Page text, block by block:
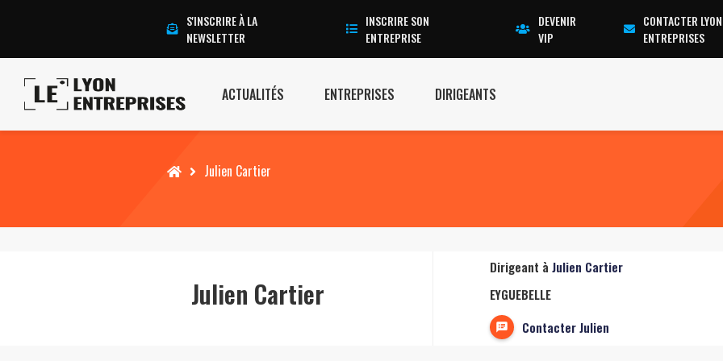
S'INSCRIRE À LA
NEWSLETTER
INSCRIRE SON
ENTREPRISE
DEVENIR
VIP
CONTACTER LYON
ENTREPRISES
ACTUALITÉS ENTREPRISES DIRIGEANTS
Accueil Julien Cartier
Julien Cartier
Dirigeant à Julien Cartier
EYGUEBELLE
Contacter Julien